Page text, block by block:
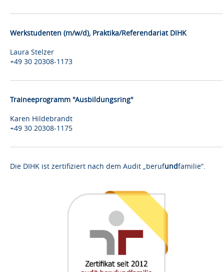
Werkstudenten (m/w/d), Praktika/Referendariat DIHK
Laura Stelzer
+49 30 20308-1173
Traineeprogramm "Ausbildungsring"
Karen Hildebrandt
+49 30 20308-1175
Die DIHK ist zertifiziert nach dem Audit „berufundfamilie“.